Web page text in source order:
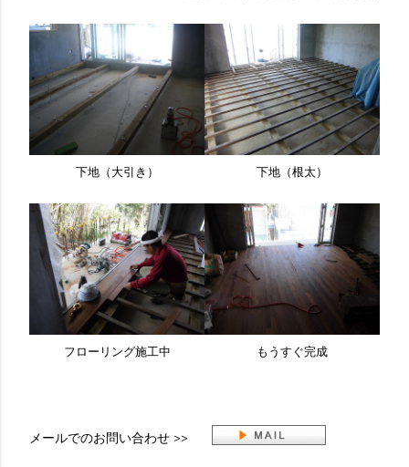
下地（大引き） 下地（根太）
フローリング施工中 もうすぐ完成
メールでのお問い合わせ >>